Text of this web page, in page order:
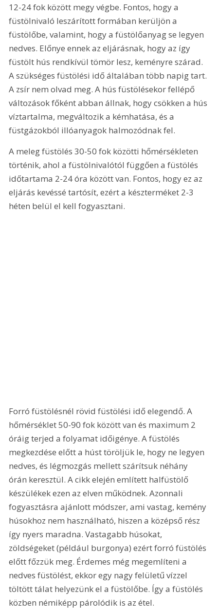
12-24 fok között megy végbe. Fontos, hogy a
füstölnivaló leszárított formában kerüljön a
füstölőbe, valamint, hogy a füstölőanyag se legyen
nedves. Előnye ennek az eljárásnak, hogy az így
füstölt hús rendkívül tömör lesz, keményre szárad.
A szükséges füstölési idő általában több napig tart.
A zsír nem olvad meg. A hús füstölésekor fellépő
változások főként abban állnak, hogy csökken a hús
víztartalma, megváltozik a kémhatása, és a
füstgázokból illóanyagok halmozódnak fel.
A meleg füstölés 30-50 fok közötti hőmérsékleten
történik, ahol a füstölnivalótól függően a füstölés
időtartama 2-24 óra között van. Fontos, hogy ez az
eljárás kevéssé tartósít, ezért a készterméket 2-3
héten belül el kell fogyasztani.
Forró füstölésnél rövid füstölési idő elegendő. A
hőmérséklet 50-90 fok között van és maximum 2
óráig terjed a folyamat időigénye. A füstölés
megkezdése előtt a húst töröljük le, hogy ne legyen
nedves, és légmozgás mellett szárítsuk néhány
órán keresztül. A cikk elején említett halfüstölő
készülékek ezen az elven működnek. Azonnali
fogyasztásra ajánlott módszer, ami vastag, kemény
húsokhoz nem használható, hiszen a középső rész
így nyers maradna. Vastagabb húsokat,
zöldségeket (például burgonya) ezért forró füstölés
előtt főzzük meg. Érdemes még megemlíteni a
nedves füstölést, ekkor egy nagy felületű vízzel
töltött tálat helyezünk el a füstölőbe. Így a füstölés
közben némiképp párolódik is az étel.